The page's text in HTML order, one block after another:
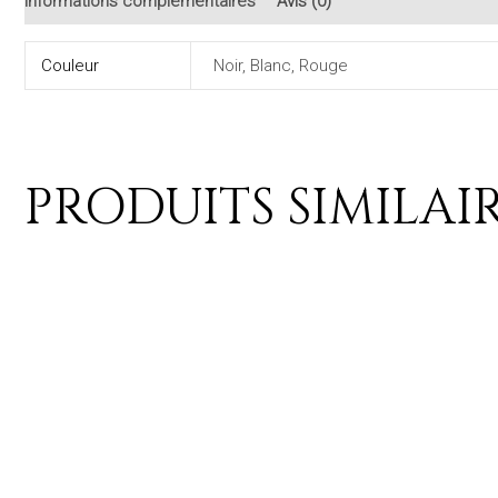
Couleur Noir, Blanc, Rouge
PRODUITS